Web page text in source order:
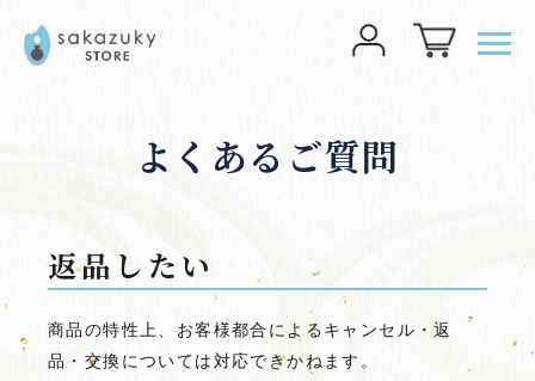
メニ
TOP よくあるご質問
よくあるご質問
返品したい
商品の特性上、お客様都合によるキャンセル・返
品・交換については対応できかねます。